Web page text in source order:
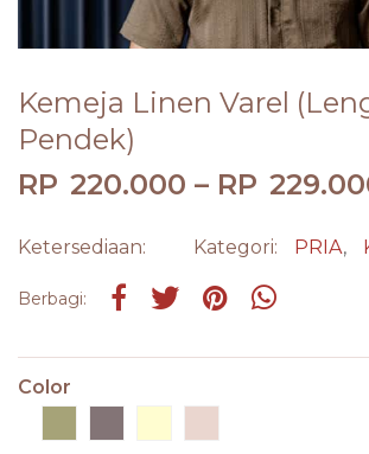
Kemeja Linen Varel
Pendek)
RP 220.000 – RP
Ketersediaan: Kategori: PRIA,
Berbagi: Share on Facebook
TweetPin it Share on
Color